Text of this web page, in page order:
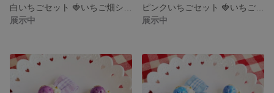
展示中
展示中